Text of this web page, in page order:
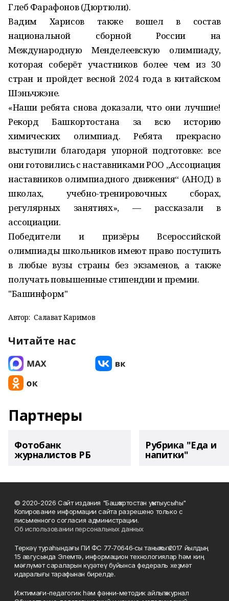
Глеб Фарафонов (Дюртюли).
Вадим Харисов также вошел в состав
национальной сборной России на
Международную Менделеевскую олимпиаду,
которая соберёт участников более чем из 30
стран и пройдет весной 2024 года в китайском
Шэньчжэне.
«Наши ребята снова доказали, что они лучшие!
Рекорд Башкортостана за всю историю
химических олимпиад. Ребята прекрасно
выступили благодаря упорной подготовке: все
они готовились с наставниками РОО „Ассоциация
наставников олимпиадного движения“ (АНОД) в
школах, учебно-тренировочных сборах,
регулярных занятиях», — рассказали в
ассоциации.
Победители и призёры Всероссийской
олимпиады школьников имеют право поступить
в любые вузы страны без экзаменов, а также
получать повышенные стипендии и премии.
"Башинформ"
Автор: Салават Каримов
Читайте нас
Партнеры
Фотобанк
журналистов РБ
Рубрика "Еда и
напитки"
© 2020-2026 Сайт издания "Башҡортостан уҡытыусыһы"
Копирование информации сайта разрешено только с
письменного согласия администрации.
Об использовании персональных данных
Теркәү тураһындағы ПИ ФС 77‑70646‑сы таныҡлыҡ 2017 йылдың
15 авгусында Элемтә, информацион технологиялар һәм киң
мәғлүмәт сараларын күҙәтеү буйынса федераль хеҙмәт
идаралығы тарафынан бирелде.
Ижтимағи-педагогик һәм фәнни-методик айлыҡ журнал